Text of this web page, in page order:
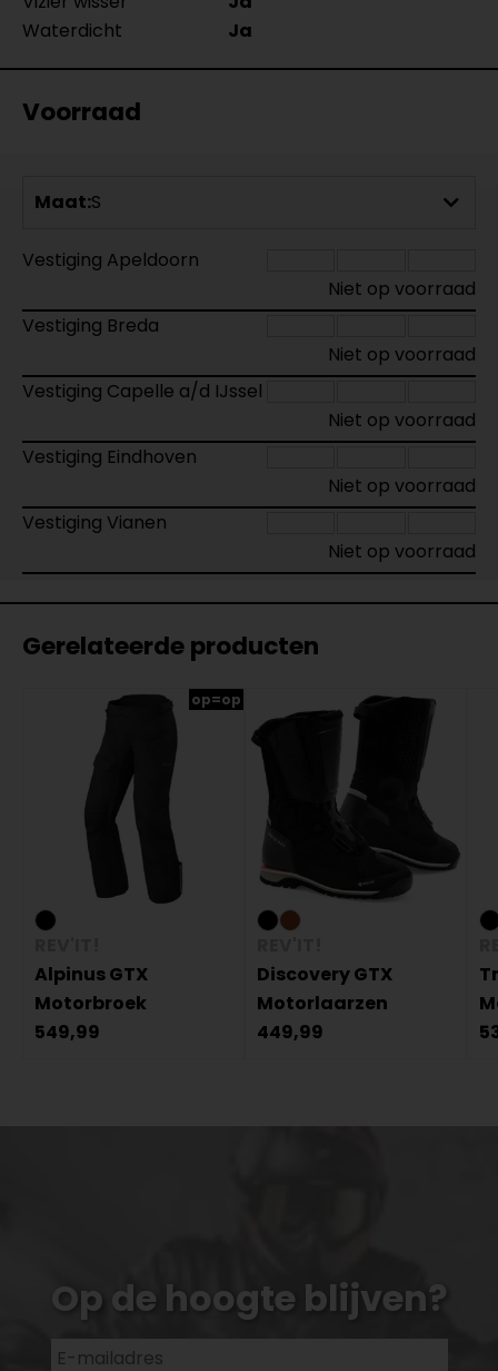
Waterdicht
Ja
Voorraad
Maat:S
Vestiging Apeldoorn
Niet op voorraad
Vestiging Breda
Niet op voorraad
Vestiging Capelle a/d IJssel
Niet op voorraad
Vestiging Eindhoven
Niet op voorraad
Vestiging Vianen
Niet op voorraad
Gerelateerde producten
op=op
Alpinus GTX
Motorbroek
549,99
Discovery GTX
Motorlaarzen
449,99
Op de hoogte blijven?